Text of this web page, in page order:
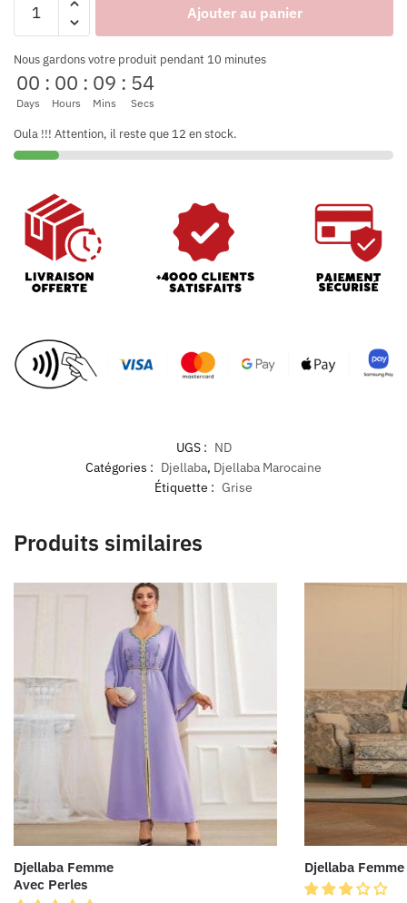
Ajouter au panier
Nous gardons votre produit pendant 10 minutes
00
Days
: 00
Hours
: 09
Mins
: 53
Secs
Oula !!! Attention, il reste que 12 en stock.
UGS : ND
Catégories : Djellaba, Djellaba Marocaine
Étiquette : Grise
Produits similaires
Djellaba Femme
Avec Perles
Djellaba